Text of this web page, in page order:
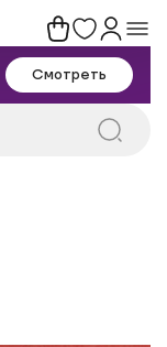
Смотреть